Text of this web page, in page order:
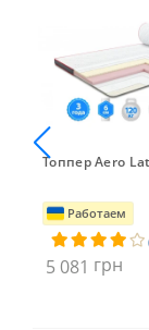
Топпер Aero
Работаем
5 081 грн